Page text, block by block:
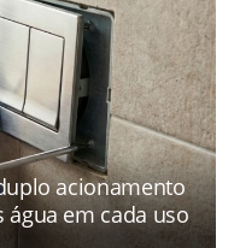
acionamento
água em cada uso